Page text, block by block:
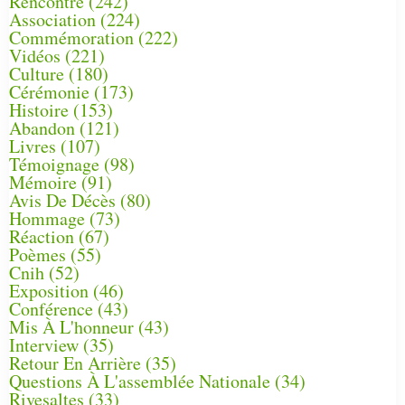
Association (224)
Commémoration(222)
Vidéos (221)
Culture(180)
Cérémonie (173)
Histoire (153)
Abandon(121)
Livres (107)
Témoignage (98)
Mémoire (91)
Avis De Décès (80)
Hommage (73)
Réaction(67)
Poèmes (55)
Cnih (52)
Exposition (46)
Conférence(43)
Mis À L'honneur (43)
Interview (35)
Retour En Arrière (35)
Questions À L'assemblée Nationale (34)
Rivesaltes (33)